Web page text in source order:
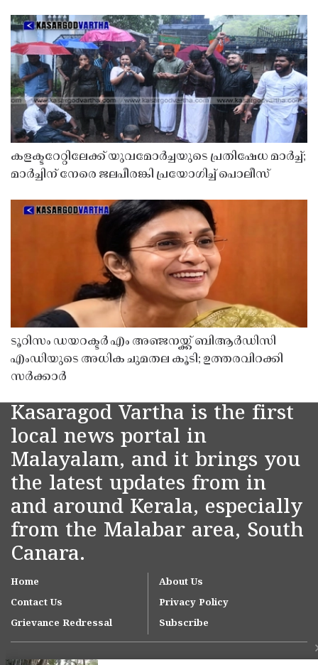
കളക്ടറേറ്റിലേക്ക് യുവമോർച്ചയുടെ പ്രതിഷേധ മാർച്ച്;
മാർച്ചിന് നേരെ ജലപീരങ്കി പ്രയോഗിച്ച് പൊലീസ്
ടൂറിസം ഡയറക്ടർ എം അഞ്ജനയ്ക്ക് ബിആർഡിസി
എംഡിയുടെ അധിക ചുമതല കൂടി; ഉത്തരവിറക്കി
സർക്കാർ
Kasaragod Vartha is the first
local news portal in
Malayalam, and it brings you
the latest updates from in
and around Kerala, especially
from the Malabar area, South
Canara.
Home
About Us
Contact Us
Privacy Policy
Grievance Redressal
Subscribe